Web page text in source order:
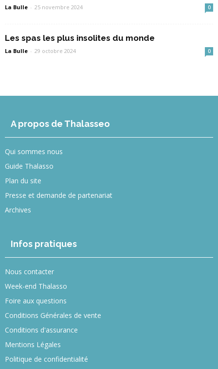
La Bulle - 25 novembre 2024 0
Les spas les plus insolites du monde
La Bulle - 29 octobre 2024 0
A propos de Thalasseo
Qui sommes nous
Guide Thalasso
Plan du site
Presse et demande de partenariat
Archives
Infos pratiques
Nous contacter
Week-end Thalasso
Foire aux questions
Conditions Générales de vente
Conditions d'assurance
Mentions Légales
Politique de confidentialité